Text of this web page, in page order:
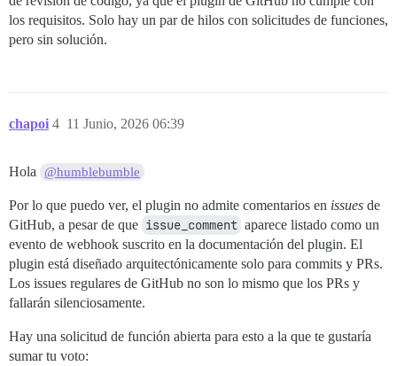
los requisitos. Solo hay un par de hilos con solicitudes de funciones,
pero sin solución.
chapoi 11 Junio, 2026 06:39
4
Hola @humblebumble
Por lo que puedo ver, el plugin no admite comentarios en issues de
GitHub, a pesar de que issue_comment aparece listado como un
evento de webhook suscrito en la documentación del plugin. El
plugin está diseñado arquitectónicamente solo para commits y PRs.
Los issues regulares de GitHub no son lo mismo que los PRs y
fallarán silenciosamente.
Hay una solicitud de función abierta para esto a la que te gustaría
sumar tu voto: